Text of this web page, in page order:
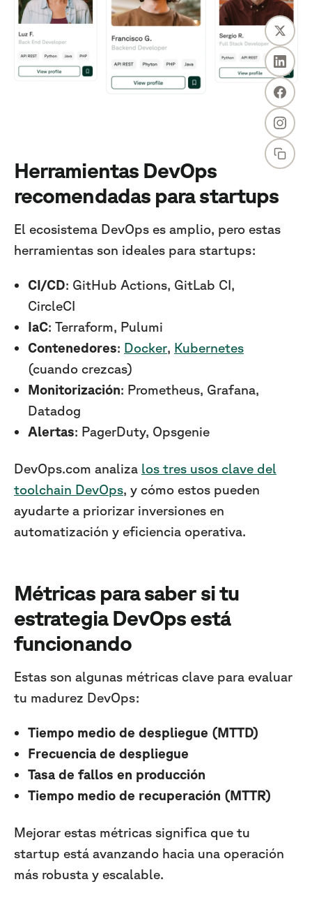
Herramientas DevOps
recomendadas para startups
El ecosistema DevOps es amplio, pero estas
herramientas son ideales para startups:
CI/CD: GitHub Actions, GitLab CI,
CircleCI
IaC: Terraform, Pulumi
Contenedores: Docker, Kubernetes
(cuando crezcas)
Monitorización: Prometheus, Grafana,
Datadog
Alertas: PagerDuty, Opsgenie
DevOps.com analiza los tres usos clave del
toolchain DevOps, y cómo estos pueden
ayudarte a priorizar inversiones en
automatización y eficiencia operativa.
Métricas para saber si tu
estrategia DevOps está
funcionando
Estas son algunas métricas clave para evaluar
tu madurez DevOps:
Tiempo medio de despliegue (MTTD)
Frecuencia de despliegue
Tasa de fallos en producción
Tiempo medio de recuperación (MTTR)
Mejorar estas métricas significa que tu
startup está avanzando hacia una operación
más robusta y escalable.